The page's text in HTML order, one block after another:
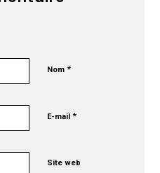
Nom*
E-mail*
Site web